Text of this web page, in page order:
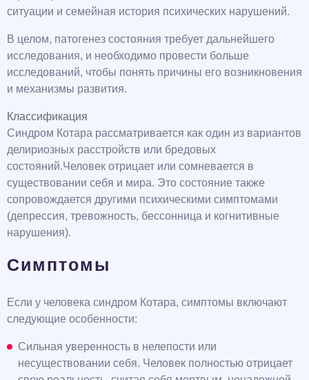
ситуации и семейная история психических нарушений.
В целом, патогенез состояния требует дальнейшего
исследования, и необходимо провести больше
исследований, чтобы понять причины его возникновения
и механизмы развития.
Классификация
Синдром Котара рассматривается как один из вариантов
делириозных расстройств или бредовых
состояний.Человек отрицает или сомневается в
существовании себя и мира. Это состояние также
сопровождается другими психическими симптомами
(депрессия, тревожность, бессонница и когнитивные
нарушения).
Симптомы
Если у человека синдром Котара, симптомы включают
следующие особенности:
Сильная уверенность в нелепости или
несуществовании себя. Человек полностью отрицает